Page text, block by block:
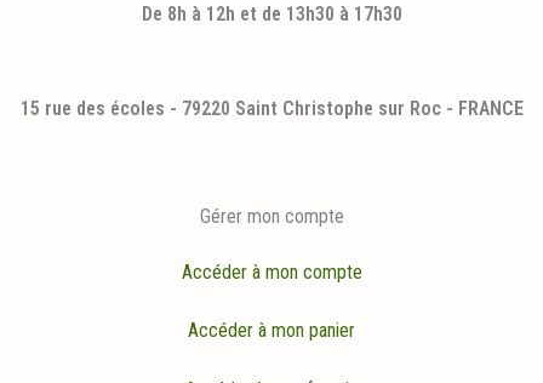
De 8h à 12h et de 13h30 à 17h30
15 rue des écoles - 79220 Saint Christophe sur Roc - FRANCE
Gérer mon compte
Accéder à mon compte
Accéder à mon panier